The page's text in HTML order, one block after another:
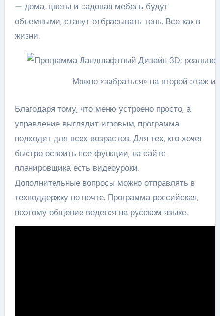
— дома, цветы и садовая мебель будут
объемными, станут отбрасывать тень. Все как в
жизни.
Можно «забраться» на второй этаж и
Благодаря тому, что меню устроено просто, а
управление выглядит игровым, программа
подходит для всех возрастов. Для тех, кто хочет
быстро освоить все функции, на сайте
планировщика есть видеоуроки.
Дополнительные вопросы можно отправлять в
техподдержку по почте. Программа российская,
поэтому общение ведется на русском языке.